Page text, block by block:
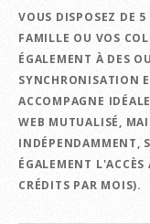
VOUS DISPOSEZ DE
FAMILLE OU VOS
ÉGALEMENT À DES
SYNCHRONISATION
ACCOMPAGNE
WEB MUTUALISÉ,
INDÉPENDAMMENT,
ÉGALEMENT
CRÉDITS PAR MOIS).